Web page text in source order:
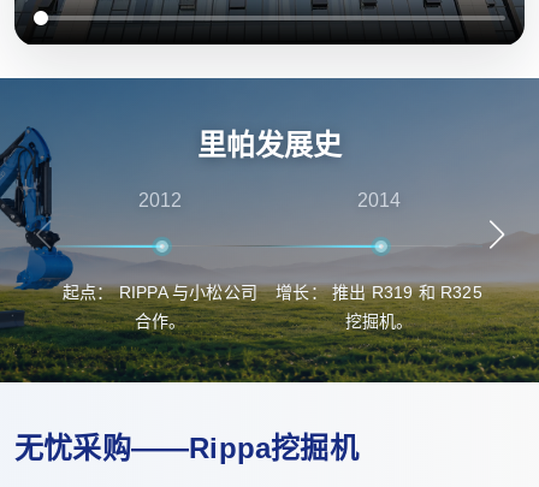
里帕发展史
2012
起点： RIPPA 与小松公司
合作。
2014
增长： 推出 R319 和 R325
挖掘机。
突
无忧采购——Rippa挖掘机